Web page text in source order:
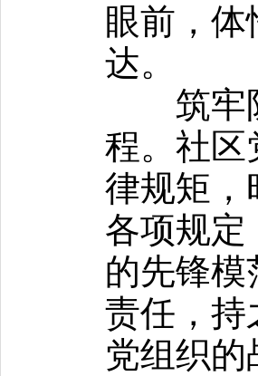
眼前，体
达。
筑牢防
程。社区
律规矩，
各项规定
的先锋
责任，持
党组织